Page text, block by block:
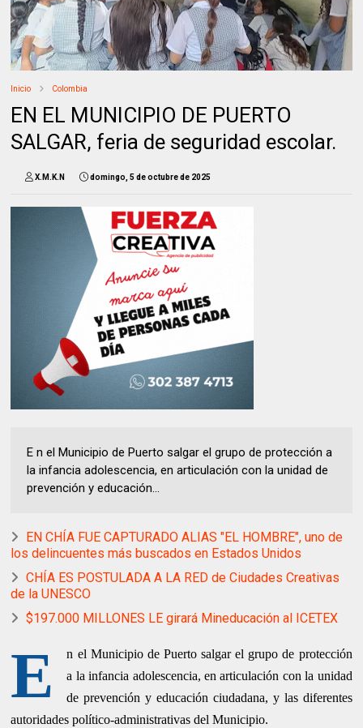
Inicio Colombia
EN EL MUNICIPIO DE PUERTO
SALGAR, feria de seguridad escolar.
X.M.K.N domingo, 5 de octubre de 2025
E n el Municipio de Puerto salgar el grupo de protección a
la infancia adolescencia, en articulación con la unidad de
prevención y educación...
EN CHÍA FUE CAPTURADO ALIAS "EL HOMBRE", uno de
los delincuentes más buscados en Estados Unidos
CHÍA ES POSTULADA A LA RED de Ciudades Creativas
de la UNESCO
$197.000 MILLONES LE girará Mineducación al ICETEX
E
n el Municipio de Puerto salgar el grupo de protección
a la infancia adolescencia, en articulación con la unidad
de prevención y educación ciudadana, y las diferentes
autoridades político-administrativas del Municipio.